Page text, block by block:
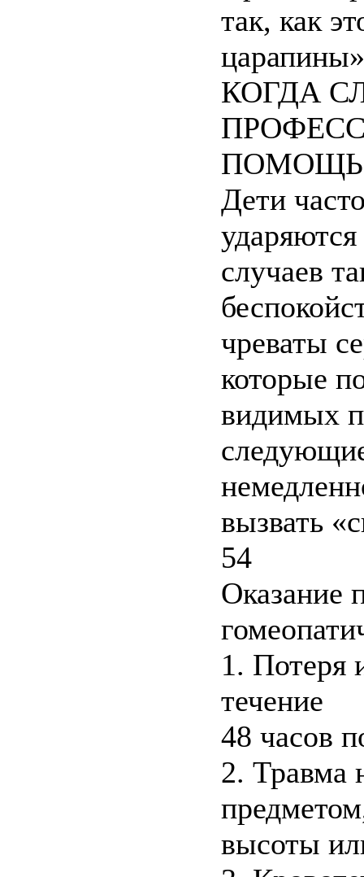
так, как
КОГДА
Дети
случаев
чреваты
которые
видимых
вызвать
54
Оказание
1. Потеря
течение
48 часов
2. Травма
высоты